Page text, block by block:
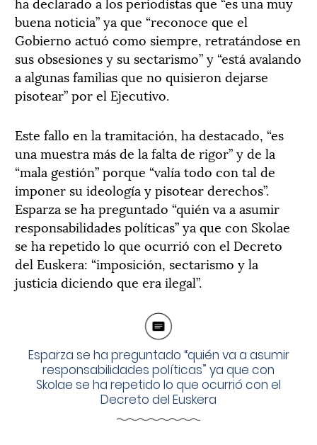
buena noticia” ya que “reconoce que el
Gobierno actuó como siempre, retratándose en
sus obsesiones y su sectarismo” y “está avalando
a algunas familias que no quisieron dejarse
pisotear” por el Ejecutivo.
Este fallo en la tramitación, ha destacado, “es
una muestra más de la falta de rigor” y de la
“mala gestión” porque “valía todo con tal de
imponer su ideología y pisotear derechos”.
Esparza se ha preguntado “quién va a asumir
responsabilidades políticas” ya que con Skolae
se ha repetido lo que ocurrió con el Decreto
del Euskera: “imposición, sectarismo y la
justicia diciendo que era ilegal”.
Esparza se ha preguntado “quién va a asumir
responsabilidades políticas” ya que con
Skolae se ha repetido lo que ocurrió con el
Decreto del Euskera